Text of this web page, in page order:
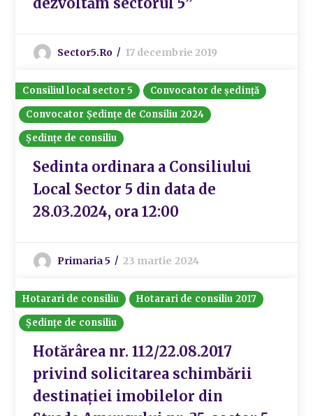
Sector5.ro 17 decembrie 2019
Consiliul local sector 5
Convocator de ședință
Convocator Ședințe de Consiliu 2024
Ședințe de consiliu
Sedinta ordinara a Consiliului
Local Sector 5 din data de
28.03.2024, ora 12:00
Primaria 5 23 martie 2024
Hotarari de consiliu
Hotarari de consiliu 2017
Ședințe de consiliu
Hotărârea nr. 112/22.08.2017
privind solicitarea schimbării
destinației imobilelor din